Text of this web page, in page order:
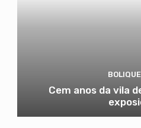
Cem anos da vila